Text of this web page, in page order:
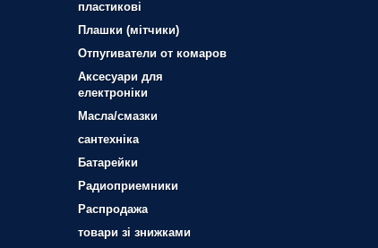
пластикові
Плашки (мітчики)
Отпугиватели от комаров
Аксесуари для
електроніки
Масла/смазки
сантехніка
Батарейки
Радиоприемники
Распродажа
товари зі знижками